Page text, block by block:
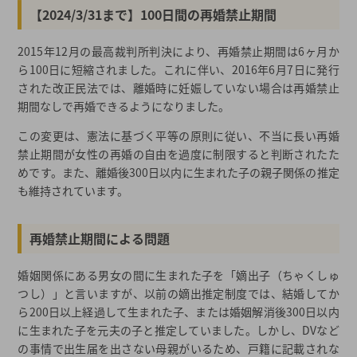
【2024/3/31まで】100日間の再婚禁止期間
2015年12月の最高裁判所判決により、再婚禁止期間は6ヶ月か
ら100日に短縮されました。これに伴い、2016年6月7日に発行
された改正民法では、離婚時に妊娠していない場合は再婚禁止
期間なしで再婚できるようになりました。
この変更は、憲法に基づく平等の原則に従い、不当に長い再婚
禁止期間が女性の再婚の自由を過度に制限すると判断されたた
めです。また、離婚後300日以内に生まれた子の親子関係の推定
も維持されています。
再婚禁止期間による問題
婚姻関係にある男女の間に生まれた子を「嫡出子（ちゃくしゅ
つし）」と言いますが、以前の嫡出推定制度では、結婚してか
ら200日以上経過して生まれた子、または婚姻解消後300日以内
に生まれた子を元夫の子と推定していました。しかし、DVなど
の事情で出生届を出さない母親がいるため、戸籍に記載されな